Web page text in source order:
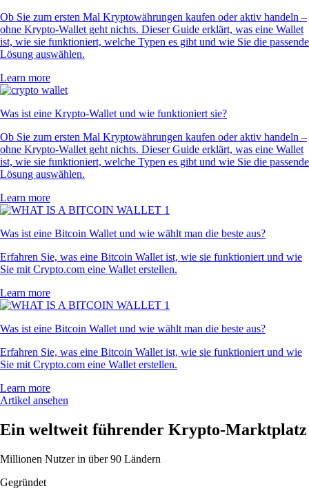
Ob Sie zum ersten Mal Kryptowährungen kaufen oder aktiv handeln –
ohne Krypto-Wallet geht nichts. Dieser Guide erklärt, was eine Wallet
ist, wie sie funktioniert, welche Typen es gibt und wie Sie die passende
Lösung auswählen.
Learn more
Was ist eine Krypto-Wallet und wie funktioniert sie?
Ob Sie zum ersten Mal Kryptowährungen kaufen oder aktiv handeln –
ohne Krypto-Wallet geht nichts. Dieser Guide erklärt, was eine Wallet
ist, wie sie funktioniert, welche Typen es gibt und wie Sie die passende
Lösung auswählen.
Learn more
Was ist eine Bitcoin Wallet und wie wählt man die beste aus?
Erfahren Sie, was eine Bitcoin Wallet ist, wie sie funktioniert und wie
Sie mit Crypto.com eine Wallet erstellen.
Learn more
Was ist eine Bitcoin Wallet und wie wählt man die beste aus?
Erfahren Sie, was eine Bitcoin Wallet ist, wie sie funktioniert und wie
Sie mit Crypto.com eine Wallet erstellen.
Learn more
Artikel ansehen
Ein weltweit führender Krypto-Marktplatz
Millionen Nutzer in über 90 Ländern
Gegründet